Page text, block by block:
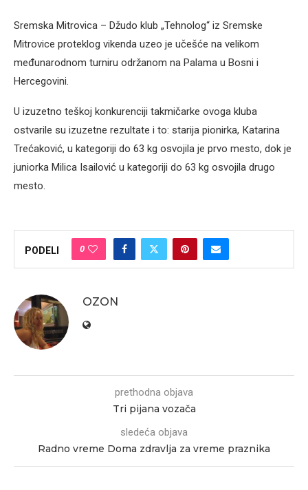
Sremska Mitrovica – Džudo klub „Tehnolog“ iz Sremske
Mitrovice proteklog vikenda uzeo je učešće na velikom
međunarodnom turniru održanom na Palama u Bosni i
Hercegovini.
U izuzetno teškoj konkurenciji takmičarke ovoga kluba
ostvarile su izuzetne rezultate i to: starija pionirka, Кatarina
Trećaković, u kategoriji do 63 kg osvojila je prvo mesto, dok je
juniorka Milica Isailović u kategoriji do 63 kg osvojila drugo
mesto.
PODELI 0
OZON
prethodna objava
Tri pijana vozača
sledeća objava
Radno vreme Doma zdravlja za vreme praznika